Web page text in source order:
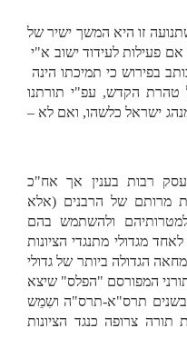
זו היא המשך ישיר של
אם פעילות לעידוד ישוב א"י
בפירוש כי תמיכתו הינה
טהרת הקדש, עפ"י תורתנו
ישראל כלשהו, ואם לא –
רבות בענין אך אח"כ
מרותם של הרבנים (אלא
ולהשתמש בהם
מגדולי מתנגדי הציונות
הגדולה ביותר של גדולי
המפורסם "הפלס" שיצא
בשנים תרס"א-תרס"ה ושִמֵש
צרופה כנגד הציונות